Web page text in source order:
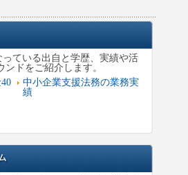
ている出自と学歴、実績や活
ドをご紹介します。
中小企業支援法務の業務実
績